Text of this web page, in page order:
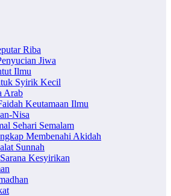
Riba
Jiwa
Ilmu
Syirik Kecil
Arab
Keutamaan Ilmu
Nisa
Sehari Semalam
Membenahi Akidah
Sunnah
Kesyirikan